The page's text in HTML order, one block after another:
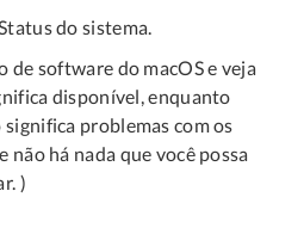
do sistema.
de software do macOS e veja
disponível, enquanto
problemas com os
não há nada que você possa
)